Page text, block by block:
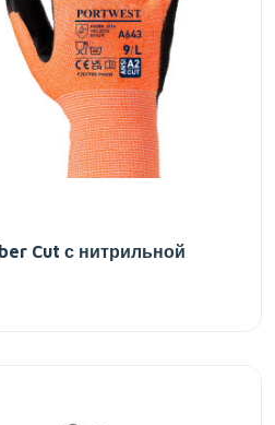
Cut с нитрильной